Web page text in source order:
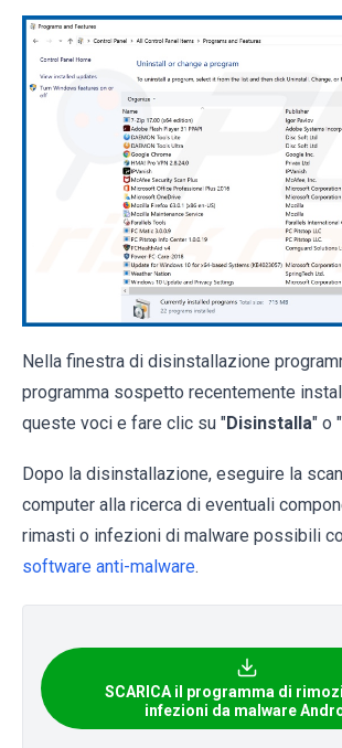
Nella finestra di disinstallazione
programma sospetto recentemente
queste voci e fare clic su "Disinstalla" o "
Dopo la disinstallazione, eseguire la
computer alla ricerca di eventuali
rimasti o infezioni di malware possibili
software anti-malware.
SCARICA il programma di
infezioni da malware